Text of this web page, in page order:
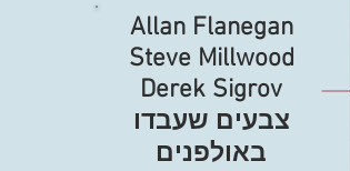
Allan Flanegan
Steve Millwood
Derek Sigrov
צבעים שעבדו
באולפנים